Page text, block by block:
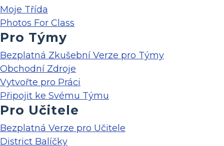
Moje Třída
Photos For Class
Pro Týmy
Bezplatná Zkušební Verze pro Týmy
Obchodní Zdroje
Vytvořte pro Práci
Připojit ke Svému Týmu
Pro Učitele
Bezplatná Verze pro Učitele
District Balíčky